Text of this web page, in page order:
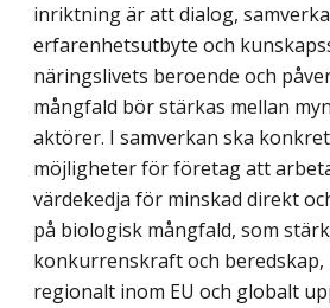
inriktning är att dialog,
erfarenhetsutbyte och
näringslivets beroende och
mångfald bör stärkas mellan
aktörer. I samverkan ska
möjligheter för företag att
värdekedja för minskad direkt
på biologisk mångfald, som
konkurrenskraft och beredskap,
regionalt inom EU och globalt